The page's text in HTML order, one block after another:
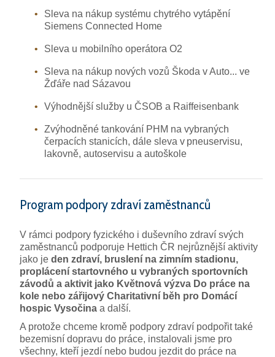
Sleva na nákup systému chytrého vytápění
Siemens Connected Home
Sleva u mobilního operátora O2
Sleva na nákup nových vozů Škoda v Auto... ve
Žďáře nad Sázavou
Výhodnější služby u ČSOB a Raiffeisenbank
Zvýhodněné tankování PHM na vybraných
čerpacích stanicích, dále sleva v pneuservisu,
lakovně, autoservisu a autoškole
Program podpory zdraví zaměstnanců
V rámci podpory fyzického i duševního zdraví svých
zaměstnanců podporuje Hettich ČR nejrůznější aktivity
jako jeden zdraví, bruslení na zimním stadionu,
proplácení startovného u vybraných sportovních
závodů a aktivit jako Květnová výzva Do práce na
kole nebo zářijový Charitativní běh pro Domácí
hospic Vysočina a další.
A protože chceme kromě podpory zdraví podpořit také
bezemisní dopravu do práce, instalovali jsme pro
všechny, kteří jezdí nebo budou jezdit do práce na